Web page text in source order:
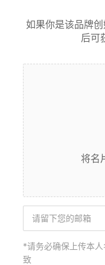
如果你是该品牌
后可
将名
*请务必确保上传本
致